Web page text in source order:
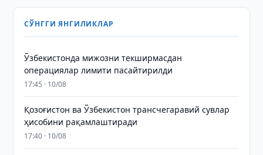
СЎНГГИ ЯНГИЛИКЛАР
Ўзбекистонда мижозни текширмасдан
операциялар лимити пасайтирилди
17:45 · 10/08
Қозоғистон ва Ўзбекистон трансчегаравий сувлар
ҳисобини рақамлаштиради
17:40 · 10/08